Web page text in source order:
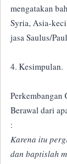
mengatakan
Syria, Asia-
jasa Saulus/
4. Kesimpulan.
Perkembangan
Berawal dari
:
Karena itu
dan baptislah